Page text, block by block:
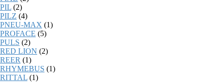
PIL (2)
PILZ (4)
PNEU-MAX (1)
PROFACE (5)
PULS (2)
RED LION (2)
REER (1)
RHYMEBUS (1)
RITTAL (1)